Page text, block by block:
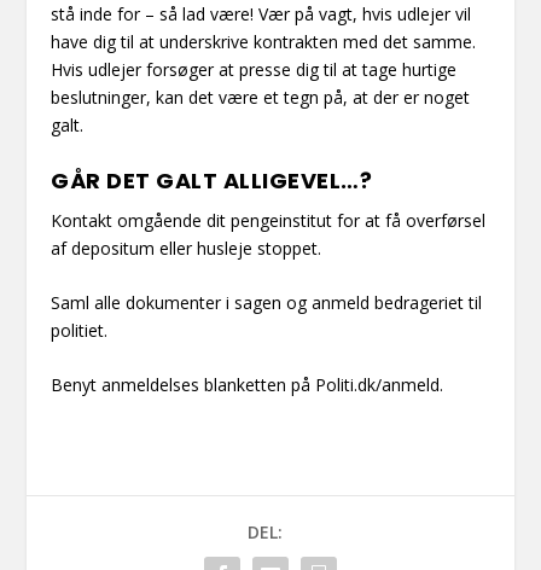
stå inde for – så lad være! Vær på vagt, hvis udlejer vil
have dig til at underskrive kontrakten med det samme.
Hvis udlejer forsøger at presse dig til at tage hurtige
beslutninger, kan det være et tegn på, at der er noget
galt.
GÅR DET GALT ALLIGEVEL…?
Kontakt omgående dit pengeinstitut for at få overførsel
af depositum eller husleje stoppet.
Saml alle dokumenter i sagen og anmeld bedrageriet til
politiet.
Benyt anmeldelses blanketten på Politi.dk/anmeld.
DEL: